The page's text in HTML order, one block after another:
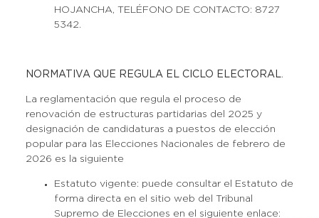
HOJANCHA, TELÉFONO DE CONTACTO: 8727
5342.
NORMATIVA QUE REGULA EL CICLO ELECTORAL
La reglamentación que regula el proceso de
renovación de estructuras partidarias del 2025 y
designación de candidaturas a puestos de elección
popular para las Elecciones Nacionales de febrero de
2026 es la siguiente
Estatuto vigente: puede consultar el Estatuto de
forma directa en el sitio web del Tribunal
Supremo de Elecciones en el siguiente enlace: